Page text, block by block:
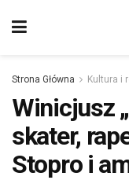
Strona Główna Kultura i
Winicjusz
skater,
Stopro i